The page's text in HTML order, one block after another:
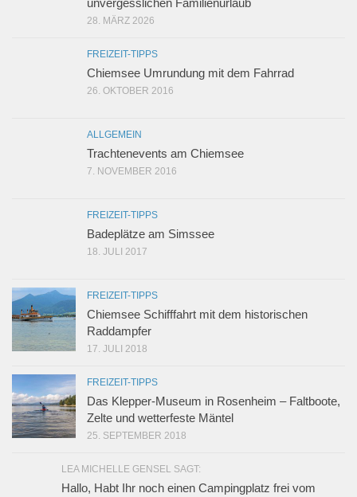
unvergesslichen Familienurlaub
28. MÄRZ 2026
FREIZEIT-TIPPS
Chiemsee Umrundung mit dem Fahrrad
26. OKTOBER 2016
ALLGEMEIN
Trachtenevents am Chiemsee
7. NOVEMBER 2016
FREIZEIT-TIPPS
Badeplätze am Simssee
18. JULI 2017
FREIZEIT-TIPPS
Chiemsee Schifffahrt mit dem historischen
Raddampfer
17. JULI 2018
FREIZEIT-TIPPS
Das Klepper-Museum in Rosenheim – Faltboote,
Zelte und wetterfeste Mäntel
25. SEPTEMBER 2018
LEA MICHELLE GENSEL SAGT:
Hallo, Habt Ihr noch einen Campingplatz frei vom